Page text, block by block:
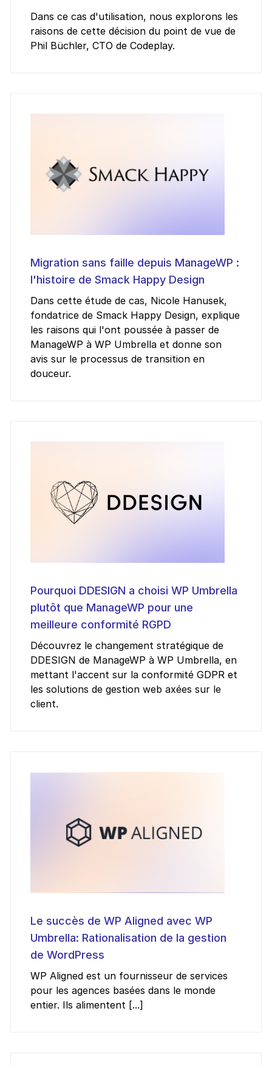
Dans ce cas d'utilisation, nous explorons les
raisons de cette décision du point de vue de
Phil Büchler, CTO de Codeplay.
Migration sans faille depuis ManageWP :
l'histoire de Smack Happy Design
Dans cette étude de cas, Nicole Hanusek,
fondatrice de Smack Happy Design, explique
les raisons qui l'ont poussée à passer de
ManageWP à WP Umbrella et donne son
avis sur le processus de transition en
douceur.
Pourquoi DDESIGN a choisi WP Umbrella
plutôt que ManageWP pour une
meilleure conformité RGPD
Découvrez le changement stratégique de
DDESIGN de ManageWP à WP Umbrella, en
mettant l'accent sur la conformité GDPR et
les solutions de gestion web axées sur le
client.
Le succès de WP Aligned avec WP
Umbrella: Rationalisation de la gestion
de WordPress
WP Aligned est un fournisseur de services
pour les agences basées dans le monde
entier. Ils alimentent [...]